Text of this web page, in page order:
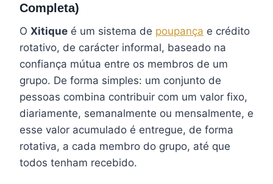
Completa)
O Xitique é um sistema de poupança e crédito
rotativo, de carácter informal, baseado na
confiança mútua entre os membros de um
grupo. De forma simples: um conjunto de
pessoas combina contribuir com um valor fixo,
diariamente, semanalmente ou mensalmente, e
esse valor acumulado é entregue, de forma
rotativa, a cada membro do grupo, até que
todos tenham recebido.